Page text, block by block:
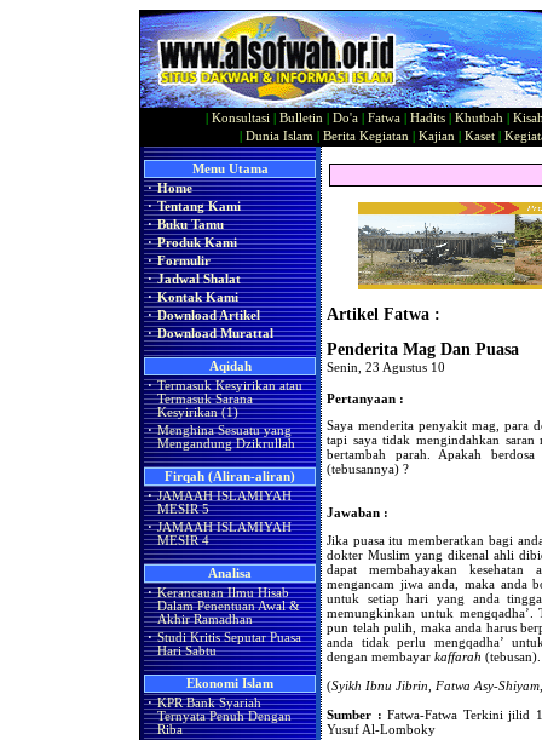
Konsultasi Bulletin Do'a Fatwa Hadits Khutbah
Dunia Islam Berita Kegiatan Kajian Kaset|
Menu Utama
· Home
· Tentang Kami
· Buku Tamu
· Produk Kami
· Formulir
· Jadwal Shalat
· Kontak Kami
· Download Artikel
· Download Murattal
Aqidah
· Termasuk Kesyirikan atau
Termasuk Sarana
Kesyirikan (1)
· Menghina Sesuatu yang
Mengandung Dzikrullah
Firqah (Aliran-aliran)
· JAMAAH ISLAMIYAH
MESIR 5
· JAMAAH ISLAMIYAH
MESIR 4
Analisa
· Kerancauan Ilmu Hisab
Dalam Penentuan Awal &
Akhir Ramadhan
· Studi Kritis Seputar Puasa
Hari Sabtu
Ekonomi Islam
· KPR Bank Syariah
Ternyata Penuh Dengan
Riba
Artikel Fatwa :
Penderita Mag Dan Puasa
Senin, 23 Agustus 10
Pertanyaan :
Saya menderita penyakit mag, para
tapi saya tidak mengindahkan saran
bertambah parah. Apakah
(tebusannya) ?
Jawaban :
Jika puasa itu memberatkan bagi
dokter Muslim yang dikenal ahli
dapat membahayakan
mengancam jiwa anda, maka anda
untuk setiap hari yang anda
memungkinkan untuk mengqadha’.
pun telah pulih, maka anda harus
anda tidak perlu mengqadha’
dengan membayar kaffarah (tebusan).
(Syikh Ibnu Jibrin, Fatwa Asy-
Sumber : Fatwa-Fatwa Terkini jilid
Yusuf Al-Lomboky